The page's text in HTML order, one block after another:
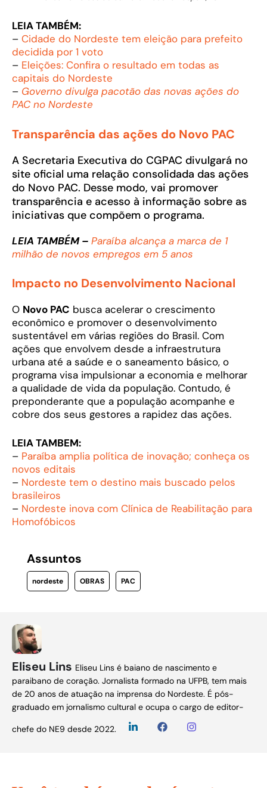
LEIA TAMBÉM:
– Cidade do Nordeste tem eleição para prefeito
decidida por 1 voto
– Eleições: Confira o resultado em todas as
capitais do Nordeste
– Governo divulga pacotão das novas ações do
PAC no Nordeste
Transparência das ações do Novo PAC
A Secretaria Executiva do CGPAC divulgará no
site oficial uma relação consolidada das ações
do Novo PAC. Desse modo, vai promover
transparência e acesso à informação sobre as
iniciativas que compõem o programa.
LEIA TAMBÉM – Paraíba alcança a marca de 1
milhão de novos empregos em 5 anos
Impacto no Desenvolvimento Nacional
O Novo PAC busca acelerar o crescimento
econômico e promover o desenvolvimento
sustentável em várias regiões do Brasil. Com
ações que envolvem desde a infraestrutura
urbana até a saúde e o saneamento básico, o
programa visa impulsionar a economia e melhorar
a qualidade de vida da população. Contudo, é
preponderante que a população acompanhe e
cobre dos seus gestores a rapidez das ações.
LEIA TAMBEM:
– Paraíba amplia política de inovação; conheça os
novos editais
– Nordeste tem o destino mais buscado pelos
brasileiros
– Nordeste inova com Clínica de Reabilitação para
Homofóbicos
Assuntos
nordeste OBRAS PAC
Eliseu Lins Eliseu Lins é baiano de nascimento e
paraibano de coração. Jornalista formado na UFPB, tem mais
de 20 anos de atuação na imprensa do Nordeste. É pós-
graduado em jornalismo cultural e ocupa o cargo de editor-
chefe do NE9 desde 2022.